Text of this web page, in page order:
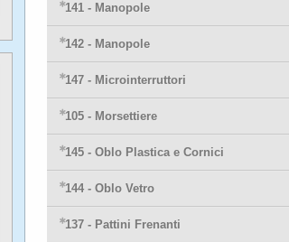
141 - Manopole
142 - Manopole
147 - Microinterruttori
105 - Morsettiere
145 - Oblo Plastica e Cornici
144 - Oblo Vetro
137 - Pattini Frenanti